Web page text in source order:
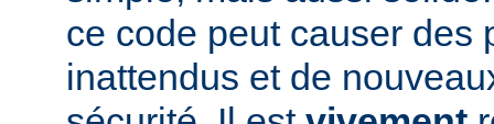
ce code peut causer des
inattendus et de